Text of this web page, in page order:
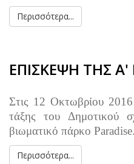
Περισσότερα...
ΕΠΙΣΚΕΨΗ ΤΗΣ
Στις 12 Οκτωβρίου
τάξης του Δημοτικού
βιωματικό πάρκο Paradise.
Περισσότερα...